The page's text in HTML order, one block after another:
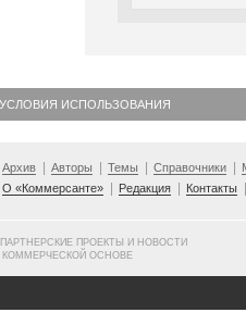
УСЛОВИЯ ИСПОЛЬЗОВАНИЯ
Архив Авторы Темы Справочники
О «Коммерсанте»
Редакция Контакты
ПРОЕКТЫ И НОВОСТИ
КОММЕРЧЕСКОЙ ОСНОВЕ